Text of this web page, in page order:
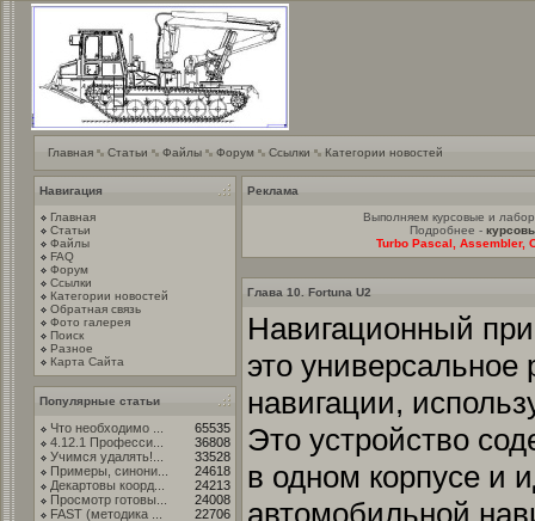
Главная Статьи Файлы Форум Ссылки Категории новостей
Навигация
Главная
Статьи
Файлы
FAQ
Форум
Ссылки
Категории новостей
Обратная связь
Фото галерея
Поиск
Разное
Карта Сайта
Популярные статьи
Что необходимо ...
65535
4.12.1 Професси...
36808
Учимся удалять!...
33528
Примеры, синони...
24618
Декартовы коорд...
24213
Просмотр готовы...
24008
FAST (методика ...
22706
Реклама
Выполняем курсовые и
Подробнее -
Turbo Pascal, Assembler,
Глава 10. Fortuna U2
Навигационный
это
навигации,
Это устройство
в одном корпусе и
автомобильной